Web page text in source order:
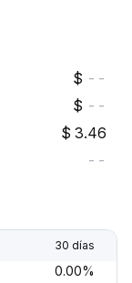
--
--
3.46
--
30 días
0.00%